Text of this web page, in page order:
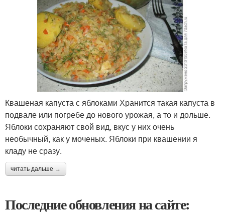
Квашеная капуста с яблоками Хранится такая капуста в
подвале или погребе до нового урожая, а то и дольше.
Яблоки сохраняют свой вид, вкус у них очень
необычный, как у моченых. Яблоки при квашении я
кладу не сразу.
читать дальше →
Последние обновления на сайте: